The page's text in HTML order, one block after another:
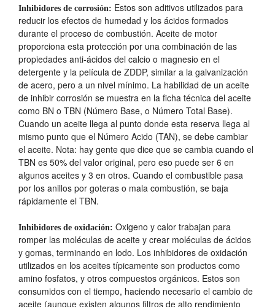
Inhibidores de corrosión: Estos son aditivos utilizados para
reducir los efectos de humedad y los ácidos formados
durante el proceso de combustión. Aceite de motor
proporciona esta protección por una combinación de las
propiedades anti-ácidos del calcio o magnesio en el
detergente y la película de ZDDP, similar a la galvanización
de acero, pero a un nivel mínimo. La habilidad de un aceite
de inhibir corrosión se muestra en la ficha técnica del aceite
como BN o TBN (Número Base, o Número Total Base).
Cuando un aceite llega al punto donde esta reserva llega al
mismo punto que el Número Acido (TAN), se debe cambiar
el aceite. Nota: hay gente que dice que se cambia cuando el
TBN es 50% del valor original, pero eso puede ser 6 en
algunos aceites y 3 en otros. Cuando el combustible pasa
por los anillos por goteras o mala combustión, se baja
rápidamente el TBN.
Inhibidores de oxidación: Oxigeno y calor trabajan para
romper las moléculas de aceite y crear moléculas de ácidos
y gomas, terminando en lodo. Los inhibidores de oxidación
utilizados en los aceites típicamente son productos como
amino fosfatos, y otros compuestos orgánicos. Estos son
consumidos con el tiempo, haciendo necesario el cambio de
aceite (aunque existen algunos filtros de alto rendimiento